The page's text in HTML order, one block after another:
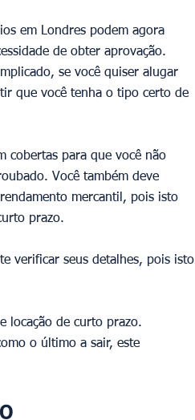
em Londres podem agora
de obter aprovação.
se você quiser alugar
que você tenha o tipo certo de
cobertas para que você não
Você também deve
mercantil, pois isto
prazo.
verificar seus detalhes, pois isto
locação de curto prazo.
o último a sair, este